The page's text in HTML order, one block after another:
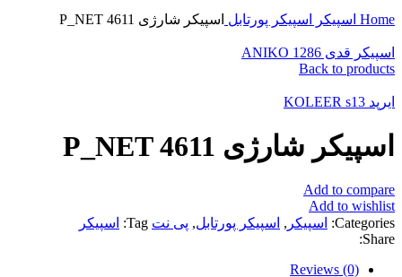
Home اسپیکر اسپیکر پورتابل اسپیکر شارژی P_NET 4611
اسپیکر قدی ANIKO 1286
Back to products
ایرپد KOLEER s13
اسپیکر شارژی P_NET 4611
Add to compare
Add to wishlist
Categories:
اسپیکر , اسپیکر پورتابل, پی نت Tag:
اسپیکر
Share:
Reviews (0)